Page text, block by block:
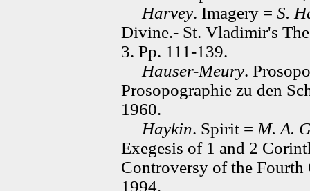
Harvey. Imagery = S.
Divine.- St. Vladimir's
3. Pp. 111-139.
Hauser-Meury.
Prosopographie zu den
1960.
Haykin. Spirit = M. A.
Exegesis of 1 and 2
Controversy of the
1994.